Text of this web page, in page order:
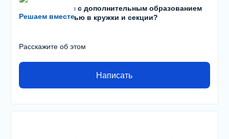
Решаем вместе
Есть проблемы с дополнительным образованием
детей? С записью в кружки и секции?
Расскажите об этом
Написать